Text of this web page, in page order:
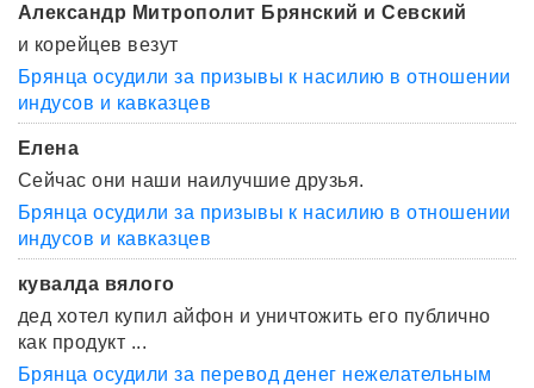
Александр Митрополит Брянский и Севский
и корейцев везут
Брянца осудили за призывы к насилию в отношении
индусов и кавказцев
Елена
Сейчас они наши наилучшие друзья.
Брянца осудили за призывы к насилию в отношении
индусов и кавказцев
кувалда вялого
дед хотел купил айфон и уничтожить его публично
как продукт ...
Брянца осудили за перевод денег нежелательным